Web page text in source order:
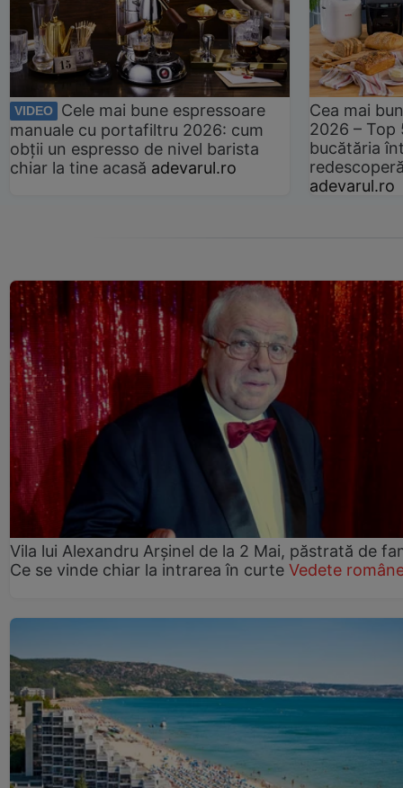
VIDEO
Cele mai bune espressoare
manuale cu portafiltru 2026: cum
obții un espresso de nivel barista
chiar la tine acasă adevarul.ro
Cea mai
2026 –
bucătăria
adevarul.ro
Vila lui Alexandru Arșinel de la 2 Mai, păstrată de
Ce se vinde chiar la intrarea în curte Vedete